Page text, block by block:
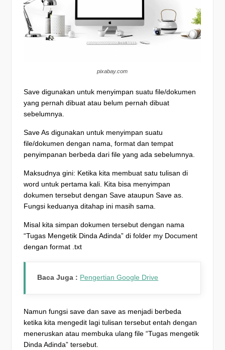
pixabay.com
Save digunakan untuk menyimpan suatu file/dokumen
yang pernah dibuat atau belum pernah dibuat
sebelumnya.
Save As digunakan untuk menyimpan suatu
file/dokumen dengan nama, format dan tempat
penyimpanan berbeda dari file yang ada sebelumnya.
Maksudnya gini: Ketika kita membuat satu tulisan di
word untuk pertama kali. Kita bisa menyimpan
dokumen tersebut dengan Save ataupun Save as.
Fungsi keduanya ditahap ini masih sama.
Misal kita simpan dokumen tersebut dengan nama
“Tugas Mengetik Dinda Adinda” di folder my Document
dengan format .txt
Baca Juga : Pengertian Google Drive
Namun fungsi save dan save as menjadi berbeda
ketika kita mengedit lagi tulisan tersebut entah dengan
meneruskan atau membuka ulang file “Tugas mengetik
Dinda Adinda” tersebut.